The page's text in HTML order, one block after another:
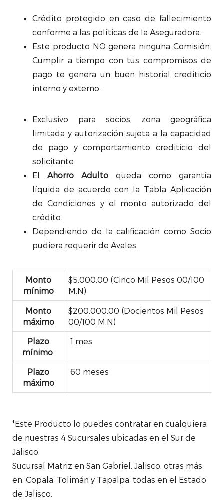
Crédito protegido en caso de fallecimiento
conforme a las políticas de la Aseguradora.
Este producto NO genera ninguna Comisión.
Cumplir a tiempo con tus compromisos de
pago te genera un buen historial crediticio
interno y externo.
Exclusivo para socios, zona geográfica
limitada y autorización sujeta a la capacidad
de pago y comportamiento crediticio del
solicitante.
El Ahorro Adulto queda como garantía
líquida de acuerdo con la Tabla Aplicación
de Condiciones y el monto autorizado del
crédito.
Dependiendo de la calificación como Socio
pudiera requerir de Avales.
Monto
mínimo
$5,000.00 (Cinco Mil Pesos 00/100
M.N)
Monto
máximo
$200,000.00 (Docientos Mil Pesos
00/100 M.N)
Plazo
mínimo
1 mes
Plazo
máximo
60 meses
*Este Producto lo puedes contratar en cualquiera
de nuestras 4 Sucursales ubicadas en el Sur de
Jalisco.
Sucursal Matriz en San Gabriel, Jalisco, otras más
en, Copala, Tolimán y Tapalpa, todas en el Estado
de Jalisco.